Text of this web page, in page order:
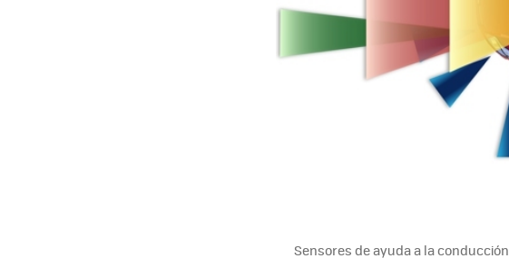
Sensores de ayuda a la conducción